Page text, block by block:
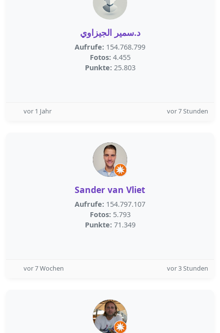
د.سمير الجيزاوي
Aufrufe: 154.768.799
Fotos: 4.455
Punkte: 25.803
vor 1 Jahr vor 7 Stunden
Sander van Vliet
Aufrufe: 154.797.107
Fotos: 5.793
Punkte: 71.349
vor 7 Wochen vor 3 Stunden